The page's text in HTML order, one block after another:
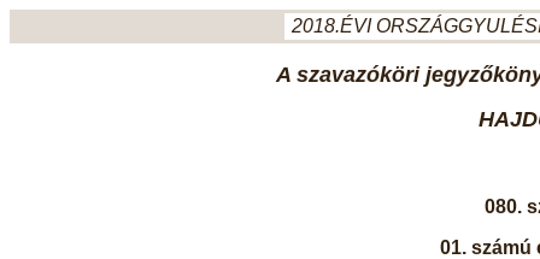
2018.ÉVI
A szavazóköri
080.
01. számú